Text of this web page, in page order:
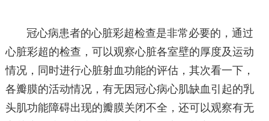
冠心病患者的心脏彩超检查是非常必要的，通过
心脏彩超的检查，可以观察心脏各室壁的厚度及运动
情况，同时进行心脏射血功能的评估，其次看一下，
各瓣膜的活动情况，有无因冠心病心肌缺血引起的乳
头肌功能障碍出现的瓣膜关闭不全，还可以观察有无